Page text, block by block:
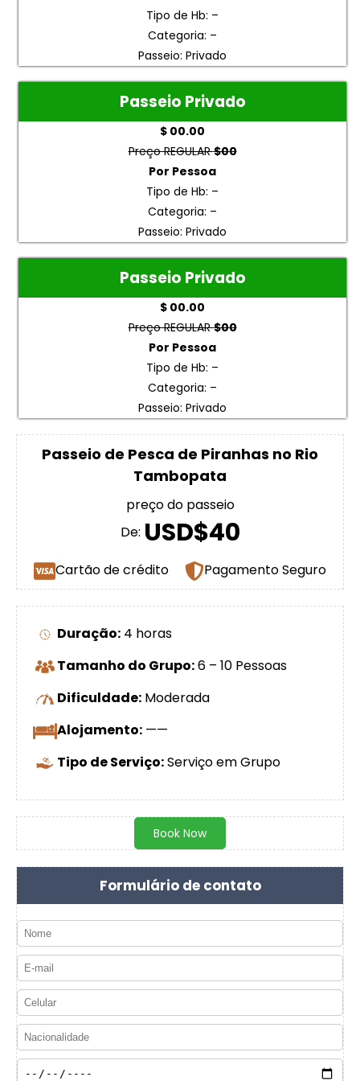
Tipo de Hb: –
Categoria: –
Passeio: Privado
Passeio Privado
$ 00.00
Preço REGULAR$00
Por Pessoa
Tipo de Hb: –
Categoria: –
Passeio: Privado
Passeio Privado
$ 00.00
Preço REGULAR$00
Por Pessoa
Tipo de Hb: –
Categoria: –
Passeio: Privado
Passeio de Pesca de Piranhas no Rio
Tambopata
preço do passeio
De: USD$40
Cartão de crédito Pagamento Seguro
Duração: 4 horas
Tamanho do Grupo:6 – 10 Pessoas
Dificuldade: Moderada
Alojamento: ——
Tipo de Serviço:Serviço em Grupo
Book Now
Formulário de contato